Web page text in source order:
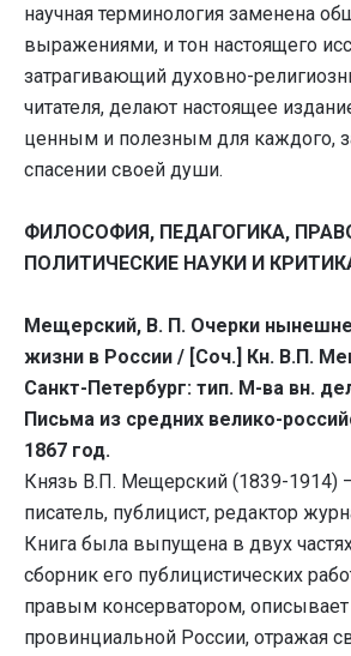
научная терминология заменена
выражениями, и тон настоящего
затрагивающий духовно-
читателя, делают настоящее
ценным и полезным для каждого,
спасении своей души.
ФИЛОСОФИЯ, ПЕДАГОГИКА,
ПОЛИТИЧЕСКИЕ НАУКИ И
Мещерский, В. П. Очерки
жизни в России / [Соч.] Кн. В.П.
Санкт-Петербург: тип. М-ва вн.
Письма из средних велико-
1867 год.
Князь В.П. Мещерский (1839-1914)
писатель, публицист, редактор
Книга была выпущена в двух
сборник его публицистических
правым консерватором,
провинциальной России, отражая